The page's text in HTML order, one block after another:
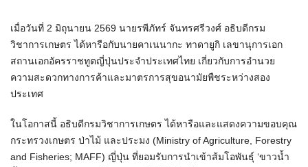
เมื่อวันที่ 2 มิถุนายน 2569 นายรพีภัทร์ จันทรศรีวงศ์ อธิบดีกรม
วิชาการเกษตร ได้หารือกับนายคาเนนากะ ทาดายูกิ เลขานุการเอก
สถานเอกอัครราชทูตญี่ปุ่นประจำประเทศไทย เกี่ยวกับการอำนวย
ความสะดวกทางการค้าและมาตรการสุขอนามัยพืชระหว่างสอง
ประเทศ
ในโอกาสนี้ อธิบดีกรมวิชาการเกษตร ได้หารือและแสดงความขอบคุณ
กระทรวงเกษตร ป่าไม้ และประมง (Ministry of Agriculture, Forestry
and Fisheries; MAFF) ญี่ปุ่น ที่ยอมรับการนำเข้าส้มโอพันธุ์ ‘ขาวน้ำ